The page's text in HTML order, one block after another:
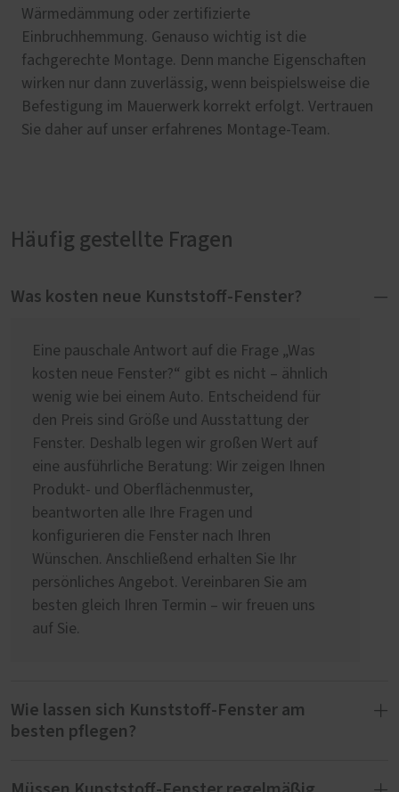
Wärmedämmung oder zertifizierte
Einbruchhemmung. Genauso wichtig ist die
fachgerechte Montage. Denn manche Eigenschaften
wirken nur dann zuverlässig, wenn beispielsweise die
Befestigung im Mauerwerk korrekt erfolgt. Vertrauen
Sie daher auf unser erfahrenes Montage-Team.
Häufig gestellte Fragen
Was kosten neue Kunststoff-Fenster?
Eine pauschale Antwort auf die Frage „Was
kosten neue Fenster?“ gibt es nicht – ähnlich
wenig wie bei einem Auto. Entscheidend für
den Preis sind Größe und Ausstattung der
Fenster. Deshalb legen wir großen Wert auf
eine ausführliche Beratung: Wir zeigen Ihnen
Produkt- und Oberflächenmuster,
beantworten alle Ihre Fragen und
konfigurieren die Fenster nach Ihren
Wünschen. Anschließend erhalten Sie Ihr
persönliches Angebot. Vereinbaren Sie am
besten gleich Ihren Termin – wir freuen uns
auf Sie.
Wie lassen sich Kunststoff-Fenster am
besten pflegen?
Für die Pflege unserer PaX-Kunststoff-Fenster